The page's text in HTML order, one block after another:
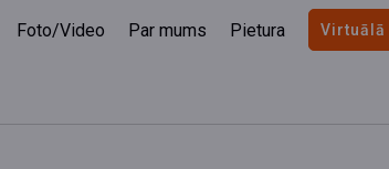
Foto/Video Par mums Pietura Virtuālā